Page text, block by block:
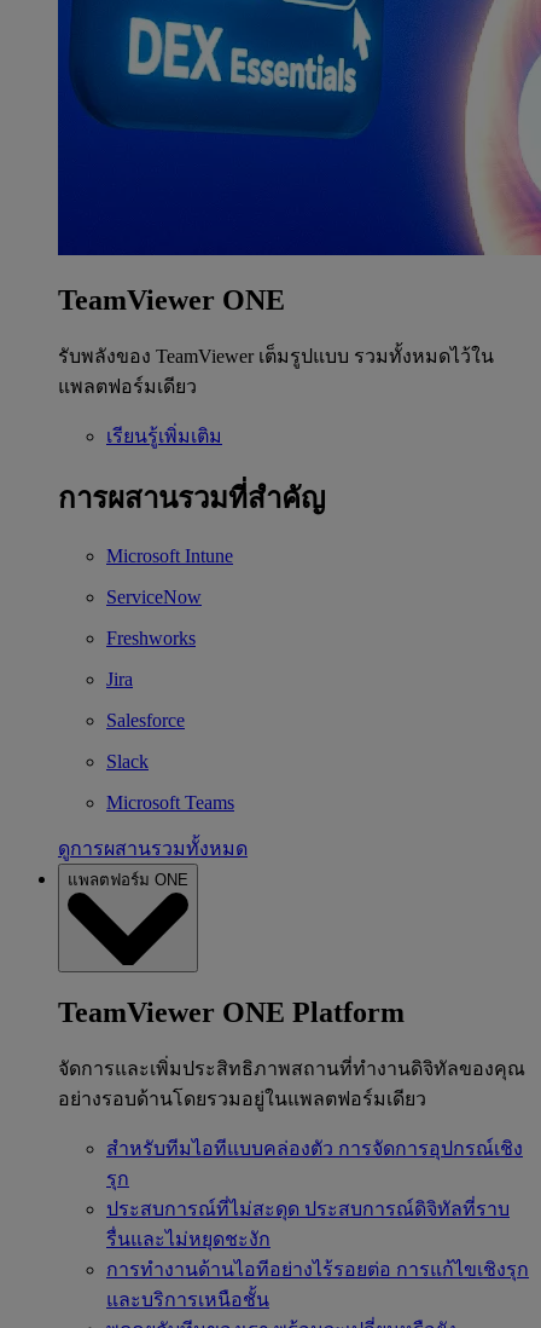
TeamViewer ONE
รับพลังของ TeamViewer เต็มรูปแบบ รวมทั้งหมดไว้ใน
แพลตฟอร์มเดียว
เรียนรู้เพิ่มเติม
การผสานรวมที่สำคัญ
Microsoft Intune
ServiceNow
Freshworks
Jira
Salesforce
Slack
Microsoft Teams
ดูการผสานรวมทั้งหมด
แพลตฟอร์ม ONE
TeamViewer ONE Platform
จัดการและเพิ่มประสิทธิภาพสถานที่ทำงานดิจิทัลของคุณ
อย่างรอบด้านโดยรวมอยู่ในแพลตฟอร์มเดียว
สำหรับทีมไอทีแบบคล่องตัว การจัดการอุปกรณ์เชิง
รุก
ประสบการณ์ที่ไม่สะดุด ประสบการณ์ดิจิทัลที่ราบ
รื่นและไม่หยุดชะงัก
การทำงานด้านไอทีอย่างไร้รอยต่อ การแก้ไขเชิงรุก
และบริการเหนือชั้น